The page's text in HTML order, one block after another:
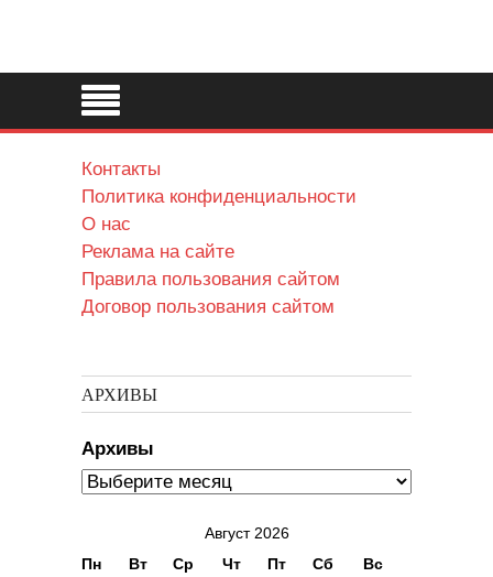
Контакты
Политика конфиденциальности
О нас
Реклама на сайте
Правила пользования сайтом
Договор пользования сайтом
АРХИВЫ
Архивы
Август 2026
Пн
Вт Ср Чт Пт Сб Вс